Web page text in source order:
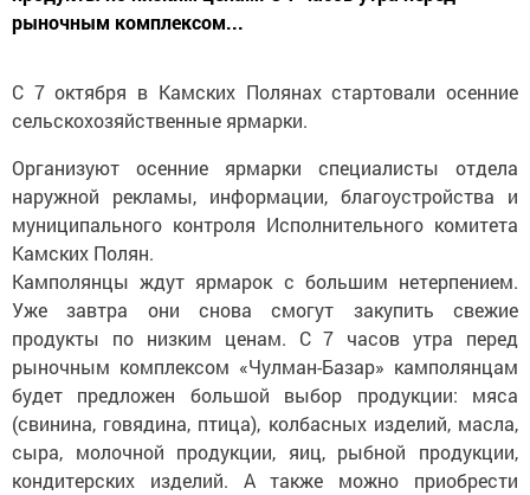
рыночным комплексом...
С 7 октября в Камских Полянах стартовали осенние
сельскохозяйственные ярмарки.
Организуют осенние ярмарки специалисты отдела
наружной рекламы, информации, благоустройства и
муниципального контроля Исполнительного комитета
Камских Полян.
Камполянцы ждут ярмарок с большим нетерпением.
Уже завтра они снова смогут закупить свежие
продукты по низким ценам. С 7 часов утра перед
рыночным комплексом «Чулман-Базар» камполянцам
будет предложен большой выбор продукции: мяса
(свинина, говядина, птица), колбасных изделий, масла,
сыра, молочной продукции, яиц, рыбной продукции,
кондитерских изделий. А также можно приобрести